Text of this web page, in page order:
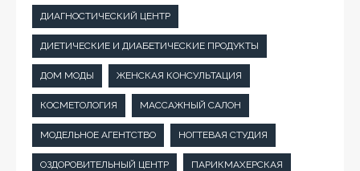
ДИАГНОСТИЧЕСКИЙ ЦЕНТР
ДИЕТИЧЕСКИЕ И ДИАБЕТИЧЕСКИЕ ПРОДУКТЫ
ДОМ МОДЫ ЖЕНСКАЯ КОНСУЛЬТАЦИЯ
КОСМЕТОЛОГИЯ МАССАЖНЫЙ САЛОН
МОДЕЛЬНОЕ АГЕНТСТВО НОГТЕВАЯ СТУДИЯ
ОЗДОРОВИТЕЛЬНЫЙ ЦЕНТР ПАРИКМАХЕРСКАЯ